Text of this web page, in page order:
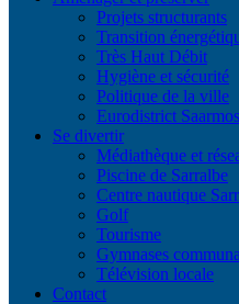
Projets structurants
Transition
Très Haut Débit
Hygiène et sécurité
Politique de la ville
Eurodistrict
Se divertir
Médiathèque et
Piscine de Sarralbe
Centre nautique
Golf
Tourisme
Gymnases
Télévision locale
Contact